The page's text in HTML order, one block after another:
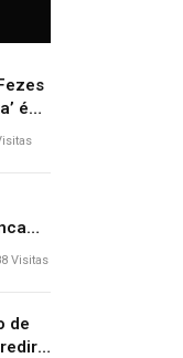
é
Visitas
de